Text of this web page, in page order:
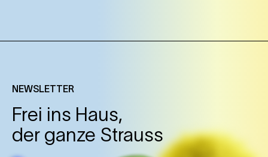
NEWSLETTER
Frei ins Haus,
der ganze Strauss